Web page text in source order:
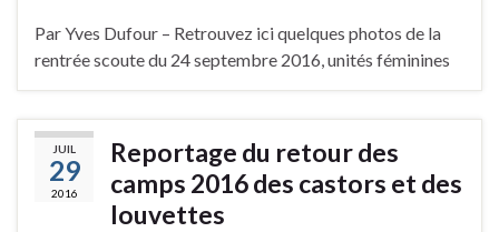
Par Yves Dufour – Retrouvez ici quelques photos de la
rentrée scoute du 24 septembre 2016, unités féminines
JUIL
29
2016
Reportage du retour des
camps 2016 des castors et des
louvettes